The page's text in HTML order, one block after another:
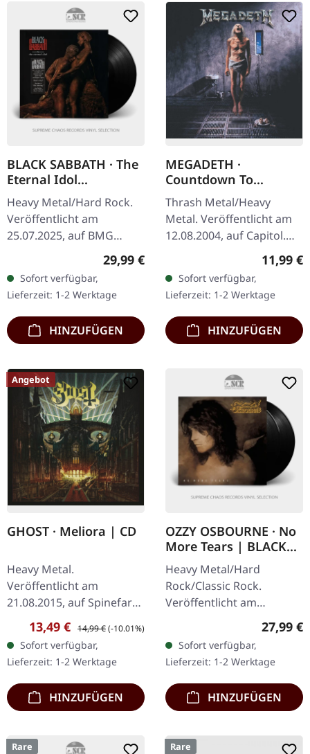
BLACK SABBATH · The
Eternal Idol
(Remastered) | BLACK
LP
Heavy Metal/Hard Rock.
Veröffentlicht am
25.07.2025, auf BMG
Rights Management.
Schwarzes Vinyl. 2025
Remaster. Als Black
Sabbath 1987 "The
Eternal…
Regulärer Preis:
29,99 €
Sofort verfügbar,
Lieferzeit: 1-2 Werktage
HINZUFÜGEN
MEGADETH ·
Countdown To
Extinction
(Remastered) | CD
Thrash Metal/Heavy
Metal. Veröffentlicht am
12.08.2004, auf Capitol.
CD im Jewelcase mit 20-
Remaster 2004. Als
Megadeth 1992…
11,99 €
Sofort verfügbar,
Lieferzeit: 1-2 Werktage
HINZUFÜGEN
Angebot
GHOST · Meliora | CD
Heavy Metal.
Veröffentlicht am
21.08.2015, auf Spinefarm
Records. CD im Jewelcase
mit einem 20-seitigem
Booklet. Meliora von
Ghost vereint…
Verkaufspreis:
13,49 € Regulärer Preis:
14,99 €(-10.01%)
Sofort verfügbar,
Lieferzeit: 1-2 Werktage
HINZUFÜGEN
OZZY OSBOURNE · No
More Tears | BLACK
2LP
Heavy Metal/Hard
Rock/Classic Rock.
Veröffentlicht am
17.09.2021, auf Sony
Music. Schwarzes Doppel-
Vinyl im Gatefold-Cover.
"No More Tears" gilt als…
27,99 €
Sofort verfügbar,
Lieferzeit: 1-2 Werktage
HINZUFÜGEN
Rare
Rare